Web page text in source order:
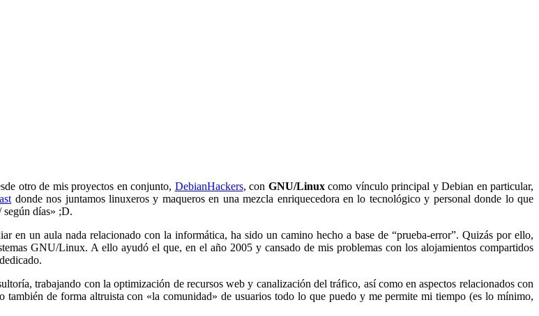
otro de mis proyectos en conjunto, DebianHackers, con GNU/Linuxcomo vínculo principal y Debian en particular,
donde nos juntamos linuxeros y maqueros en una mezcla enriquecedora en lo tecnológico y personal donde lo que
según días» ;D.
en un aula nada relacionado con la informática, ha sido un camino hecho a base de “prueba-error”. Quizás por ello,
GNU/Linux. A ello ayudó el que, en el año 2005 y cansado de mis problemas con los alojamientos compartidos
trabajando con la optimización de recursos web y canalización del tráfico, así como en aspectos relacionados con
de forma altruista con «la comunidad» de usuarios todo lo que puedo y me permite mi tiempo (es lo mínimo,